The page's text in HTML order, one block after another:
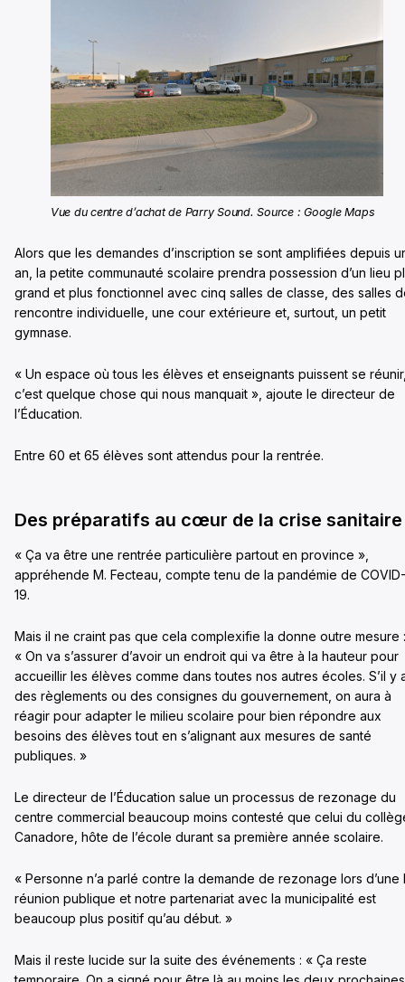
Vue du centre d’achat de Parry Sound. Source : Google Maps
Alors que les demandes d’inscription se sont amplifiées depuis
an, la petite communauté scolaire prendra possession d’un lieu
grand et plus fonctionnel avec cinq salles de classe, des salles
rencontre individuelle, une cour extérieure et, surtout, un petit
gymnase.
« Un espace où tous les élèves et enseignants puissent se
c’est quelque chose qui nous manquait », ajoute le directeur de
l’Éducation.
Entre 60 et 65 élèves sont attendus pour la rentrée.
Des préparatifs au cœur de la crise sanitaire
« Ça va être une rentrée particulière partout en province »,
appréhende M. Fecteau, compte tenu de la pandémie de COVID-
19.
Mais il ne craint pas que cela complexifie la donne outre mesure :
« On va s’assurer d’avoir un endroit qui va être à la hauteur pour
accueillir les élèves comme dans toutes nos autres écoles. S’il y
des règlements ou des consignes du gouvernement, on aura à
réagir pour adapter le milieu scolaire pour bien répondre aux
besoins des élèves tout en s’alignant aux mesures de santé
publiques. »
Le directeur de l’Éducation salue un processus de rezonage du
centre commercial beaucoup moins contesté que celui du
Canadore, hôte de l’école durant sa première année scolaire.
« Personne n’a parlé contre la demande de rezonage lors d’une
réunion publique et notre partenariat avec la municipalité est
beaucoup plus positif qu’au début. »
Mais il reste lucide sur la suite des événements : « Ça reste